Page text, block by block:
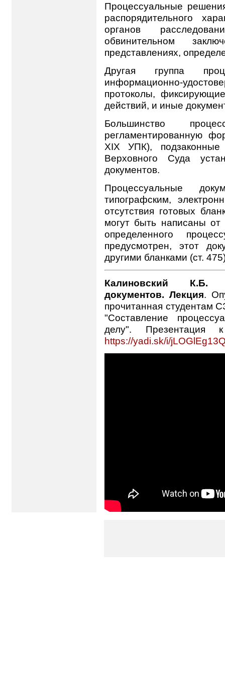
Процессуальные
распорядительного
органов
обвинительном
представлениях,
Другая группа
информационно-
протоколы,
действий, и иные
Большинство
регламентированную
XIX УПК),
Верховного Суда
документов.
Процессуальные
типографским,
отсутствия готовых
могут быть написаны
определенного
предусмотрен, этот
другими бланками (ст.
Калиновский К.Б.
документов. Лекция.
прочитанная студентам
"Составление
делу". Презентация
https://yadi.sk/i/